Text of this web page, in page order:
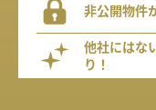
非公開物件
他社にはな
り！